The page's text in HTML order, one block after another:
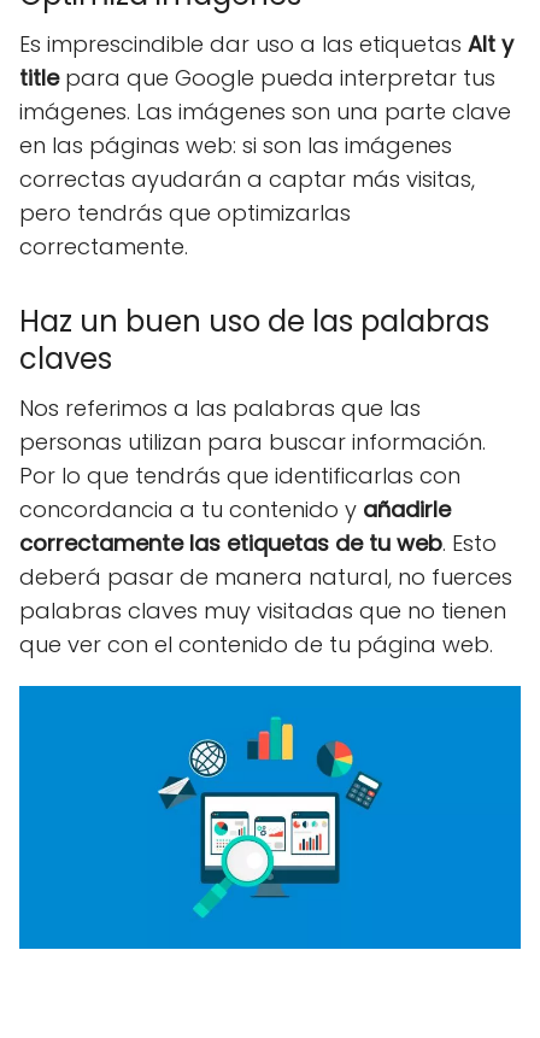
Es imprescindible dar uso a las etiquetas Alt y
titlepara que Google pueda interpretar tus
imágenes. Las imágenes son una parte clave
en las páginas web: si son las imágenes
correctas ayudarán a captar más visitas,
pero tendrás que optimizarlas
correctamente.
Haz un buen uso de las palabras
claves
Nos referimos a las palabras que las
personas utilizan para buscar información.
Por lo que tendrás que identificarlas con
concordancia a tu contenido y añadirle
correctamente las etiquetas de tu web. Esto
deberá pasar de manera natural, no fuerces
palabras claves muy visitadas que no tienen
que ver con el contenido de tu página web.